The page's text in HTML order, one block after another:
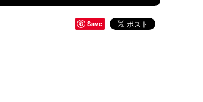
Save